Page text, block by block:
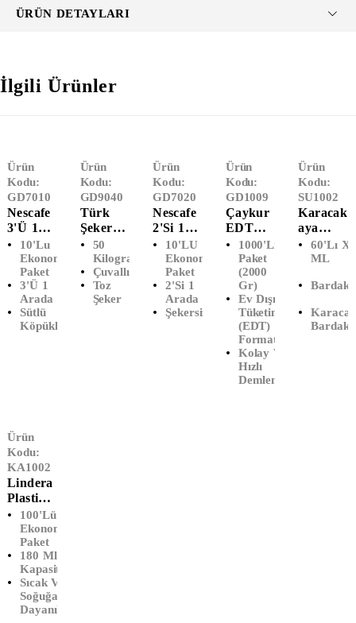
ÜRÜN DETAYLARI
İlgili Ürünler
Ürün
Kodu:
GD7010
Nescafe
3'ü 1
Arada
Sütlü
Köpüklü
(10'LU)
10'lu
Ekonomik
Paket
3'ü 1
Arada
Sütlü
Köpüklü
Ürün
Kodu:
GD9040
Türk
Şeker
Toz
Şeker
(50 KG)
50
Kilogram
Çuvallı
Toz
Şeker
Ürün
Kodu:
GD7020
Nescafe
2'si 1
Arada
(10'LU)
10'LU
Ekonomik
Paket
2'si 1
Arada
Şekersiz
Ürün
Kodu:
GD1009
Çaykur
EDT
Altın
Süzen
Bardak
Poşet
Çay
(1000'li
) (2000
Gr)
1000'li
Paket
(2000
Gr)
Ev Dışı
Tüketim
(EDT)
Formatı
Kolay Ve
Hızlı
Demleme
Ürün
Kodu:
SU1002
Karacak
Aya
Bardak
Su 200
(60'lı)
60'lı X
ML
Bardak
Bardak
Ürün
Kodu:
KA1002
Lindera
Plastik
Otomat
Bardağı
(100'
Lü)
100'lü
Ekonomik
Paket
180 Ml
Kapasite
Sıcak Ve
Soğuğa
Dayanıklı